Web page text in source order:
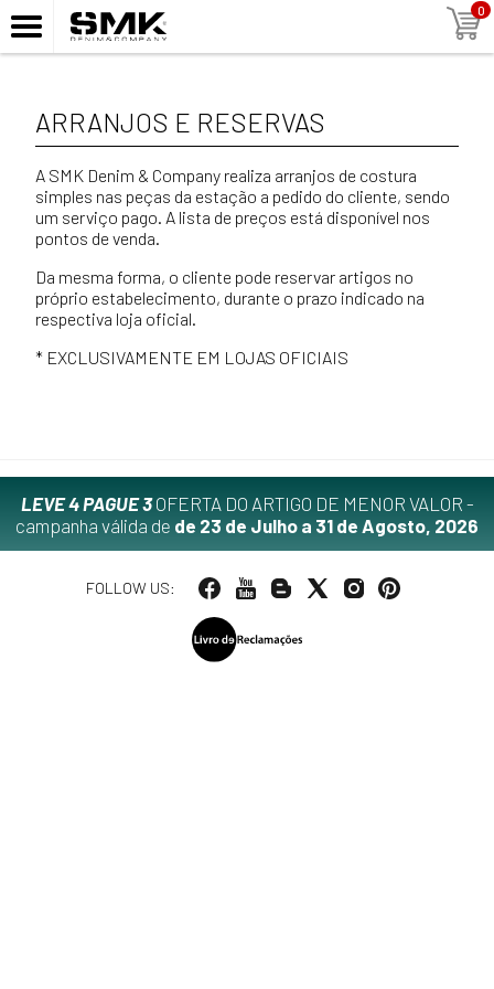
0
ARRANJOS E RESERVAS
A SMK Denim & Company realiza arranjos de costura
simples nas peças da estação a pedido do cliente, sendo
um serviço pago. A lista de preços está disponível nos
pontos de venda.
Da mesma forma, o cliente pode reservar artigos no
próprio estabelecimento, durante o prazo indicado na
respectiva loja oficial.
* EXCLUSIVAMENTE EM LOJAS OFICIAIS
LEVE 4 PAGUE 3OFERTA DO ARTIGO DE MENOR VALOR -
campanha válida de de 23 de Julho a 31 de Agosto, 2026
FOLLOW US: